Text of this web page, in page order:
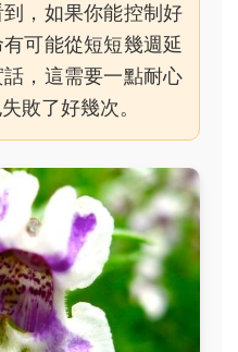
，如果你能控制好
可能從短短幾週延
，這需要一點耐心
敗了好幾次。